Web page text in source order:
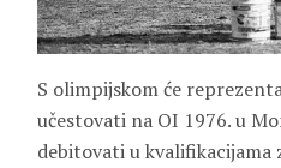
S olimpijskom će
učestovati na OI 1976. u
debitovati u kvalifikacijama